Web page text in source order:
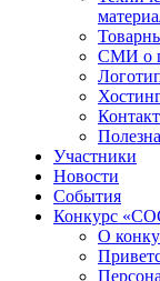
СМИ о
Участники
Новости
События
Конкурс
О